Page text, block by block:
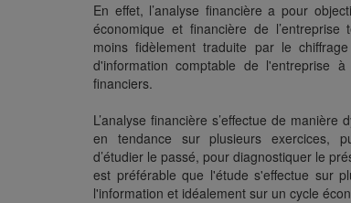
En effet, l’analyse financière a pour
économique et financière de
moins fidèlement traduite par le
d'information comptable de l'entreprise
financiers.
L’analyse financière s’effectue de manière
en tendance sur plusieurs exercices,
d’étudier le passé, pour diagnostiquer le
est préférable que l'étude s'effectue sur
l'information et idéalement sur un cycle